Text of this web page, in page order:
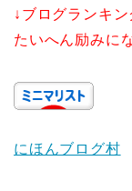
↓ブログランキ
たいへん励みに
にほんブログ村